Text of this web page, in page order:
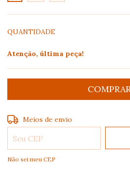
QUANTIDADE
Atenção, última peça!
Entregas para o CEP:
Meios de envio
Não sei meu CEP